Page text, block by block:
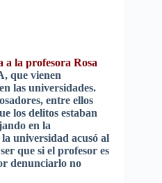
a la profesora Rosa
que vienen
las universidades.
entre ellos
los delitos estaban
en la
universidad acusó al
que si el profesor es
denunciarlo no